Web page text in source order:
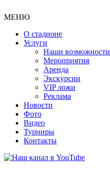
МЕНЮ
О стадионе
Услуги
Наши возможности
Мероприятия
Аренда
Экскурсии
VIP ложи
Реклама
Новости
Фото
Видео
Турниры
Контакты